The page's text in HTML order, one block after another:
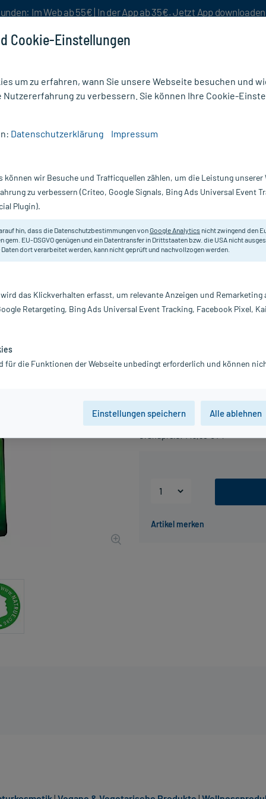
Im Web ab 55€ | In der App ab 35€. Jetzt App downloaden
Nur für kurze Zeit:Gratis-Versand* ab 19€ Mindestbestellwert!
Very Cherry Shower Creambeim Kauf von 2 teiln.
Pflege-
14,36 €
Grundpreis: 143,60 € / l
Intensives Naturkosmetik
bewahrt die Feuchtigkeit.
PZN:
Cookie-Einstellungen
um zu erfahren, wann Sie unsere Webseite besuchen und
Nutzererfahrung zu verbessern. Sie können Ihre Cookie-
Datenschutzerklärung Impressum
können wir Besuche und Trafficquellen zählen, um die Leistung unserer
zu verbessern (Criteo, Google Signals, Bing Ads Universal Event
Plugin).
hin, dass die Datenschutzbestimmungen vonGoogle Analytics nicht zwingend den
gem. EU-DSGVO genügen und ein Datentransfer in Drittstaaten bzw. die USA nicht
Daten dort verarbeitet werden, kann nicht geprüft und nachvollzogen werden.
das Klickverhalten erfasst, um relevante Anzeigen und Remarketing
Retargeting, Bing Ads Universal Event Tracking, Facebook Pixel,
für die Funktionen der Webseite unbedingt erforderlich und können
Einstellungen speichern Alle ablehnen